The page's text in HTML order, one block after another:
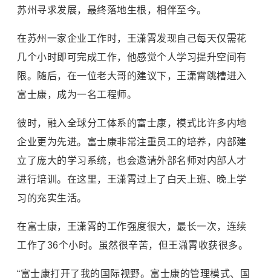
苏州寻求发展，最终落地生根，相伴至今。
在苏州一家企业工作时，王潇霄发现自己每天仅需花
几个小时即可完成工作，他感觉个人学习提升空间有
限。随后，在一位老大哥的建议下，王潇霄跳槽进入
富士康，成为一名工程师。
彼时，融入全球分工体系的富士康，模式比许多内地
企业更为先进。富士康非常注重员工的培养，内部建
立了庞大的学习系统，也会邀请外部名师对内部人才
进行培训。在这里，王潇霄过上了白天上班、晚上学
习的充实生活。
在富士康，王潇霄的工作强度很大，最长一次，连续
工作了36个小时。虽然很辛苦，但王潇霄收获很多。
“富士康打开了我的国际视野。富士康的管理模式、国